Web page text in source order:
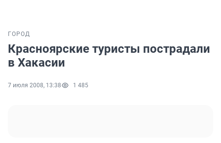
ГОРОД
Красноярские туристы пострадали
в Хакасии
7 июля 2008, 13:38 1 485